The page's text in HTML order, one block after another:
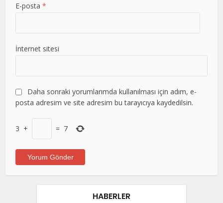
E-posta*
İnternet sitesi
Daha sonraki yorumlarımda kullanılması için adım, e-
posta adresim ve site adresim bu tarayıcıya kaydedilsin.
3 + = 7
HABERLER